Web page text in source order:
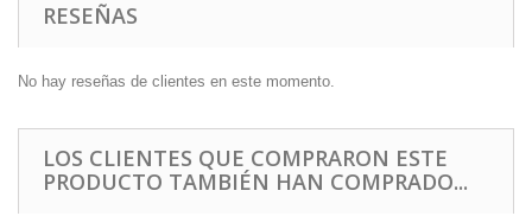
RESEÑAS
No hay reseñas de clientes en este momento.
LOS CLIENTES QUE COMPRARON ESTE
PRODUCTO TAMBIÉN HAN COMPRADO...